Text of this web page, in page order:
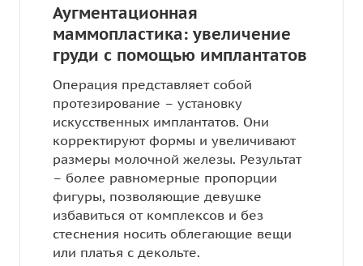
Аугментационная
маммопластика: увеличение
груди с помощью имплантатов
Операция представляет собой
протезирование – установку
искусственных имплантатов. Они
корректируют формы и увеличивают
размеры молочной железы. Результат
– более равномерные пропорции
фигуры, позволяющие девушке
избавиться от комплексов и без
стеснения носить облегающие вещи
или платья с декольте.